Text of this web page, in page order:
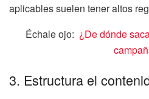
aplicables suelen tener altos
Échale ojo: ¿De dónde
3. Estructura el